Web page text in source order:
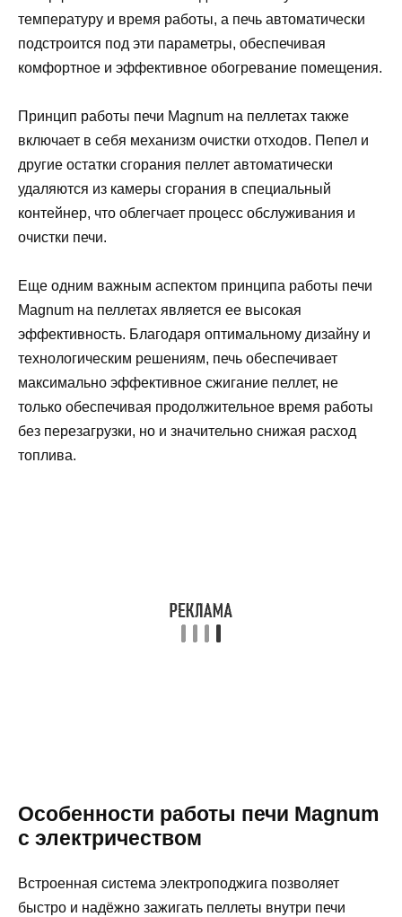
температуру и время работы, а печь автоматически
подстроится под эти параметры, обеспечивая
комфортное и эффективное обогревание помещения.
Принцип работы печи Magnum на пеллетах также
включает в себя механизм очистки отходов. Пепел и
другие остатки сгорания пеллет автоматически
удаляются из камеры сгорания в специальный
контейнер, что облегчает процесс обслуживания и
очистки печи.
Еще одним важным аспектом принципа работы печи
Magnum на пеллетах является ее высокая
эффективность. Благодаря оптимальному дизайну и
технологическим решениям, печь обеспечивает
максимально эффективное сжигание пеллет, не
только обеспечивая продолжительное время работы
без перезагрузки, но и значительно снижая расход
топлива.
Особенности работы печи Magnum
с электричеством
Встроенная система электроподжига позволяет
быстро и надёжно зажигать пеллеты внутри печи